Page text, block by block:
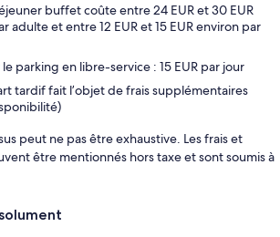
buffet coûte entre 24 EUR et 30 EUR
adulte et entre 12 EUR et 15 EUR environ par
le parking en libre-service : 15 EUR par jour
tardif fait l’objet de frais supplémentaires
peut ne pas être exhaustive. Les frais et
être mentionnés hors taxe et sont soumis à